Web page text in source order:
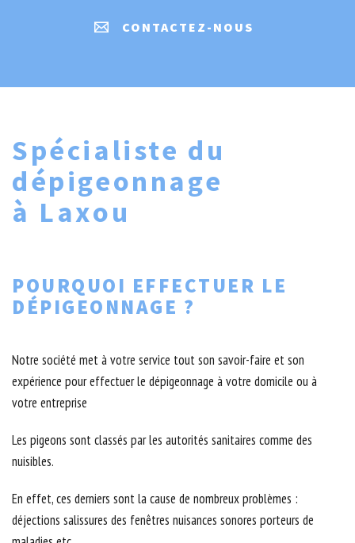
CONTACTEZ-NOUS
Spécialiste du
dépigeonnage
à Laxou
POURQUOI EFFECTUER LE
DÉPIGEONNAGE ?
Notre société met à votre service tout son savoir-faire et son
expérience pour effectuer le dépigeonnage à votre domicile ou à
votre entreprise
Les pigeons sont classés par les autorités sanitaires comme des
nuisibles.
En effet, ces derniers sont la cause de nombreux problèmes :
déjections salissures des fenêtres nuisances sonores porteurs de